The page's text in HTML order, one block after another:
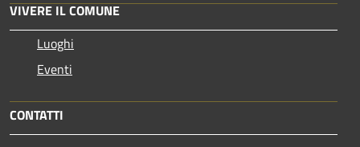
VIVERE IL COMUNE
Luoghi
Eventi
CONTATTI